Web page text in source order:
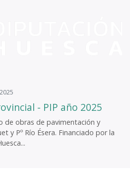
- PIP año 2025
de obras de pavimentación y
y Pº Río Ésera. Financiado por la